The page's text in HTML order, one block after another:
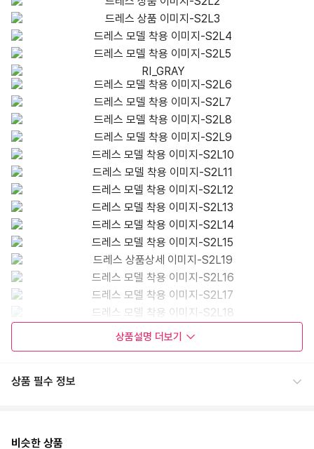
상품설명 더보기
상품 필수 정보
비슷한 상품